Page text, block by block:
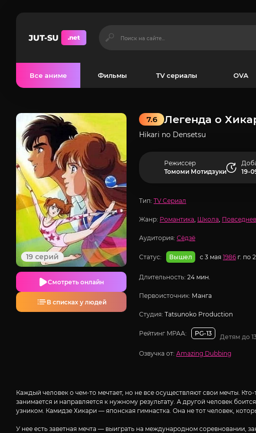
JUT-SU .net
Все аниме Фильмы TV сериалы OVA
Легенда о
7.6
Hikari no Densetsu
19 серий
Смотреть онлайн
В списках у людей
Режиссер
Томоми Мотидзуки
19-
Тип: TV Сериал
Жанр: Романтика, Школа,
Аудитория: Сёдзё
Статус: Вышел с 3 мая 1986 г. по
Длительность: 24 мин.
Первоисточник: Манга
Студия: Tatsunoko Production
Рейтинг MPAA: PG-13 Детям до
Озвучка от: Amazing Dubbing
Каждый человек о чем-то мечтает, но не все осуществляют свои мечты.
занимается и направляется к нужному результату. А другой человек
узником. Камидзе Хикари — японская гимнастка. Она не тот человек,
У нее есть заветная мечта — выиграть на международном соревновании,